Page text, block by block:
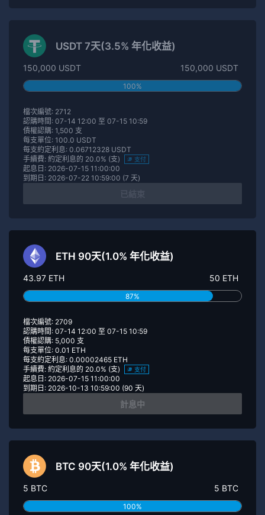
USDT 7天(3.5% 年化收益)
150,000 USDT 150,000 USDT
100%
檔次編號: 2712
認購時間: 07-14 12:00 至 07-15 10:59
債權認購: 1,500 支
每支單位: 100.0 USDT
每支約定利息: 0.06712328 USDT
手續費: 約定利息的 20.0% (支)
支付
起息日: 2026-07-15 11:00:00
到期日: 2026-07-22 10:59:00 (7 天)
ETH 90天(1.0% 年化收益)
43.97 ETH 50 ETH
87%
檔次編號: 2709
認購時間: 07-14 12:00 至 07-15 10:59
債權認購: 5,000 支
每支單位: 0.01 ETH
每支約定利息: 0.00002465 ETH
手續費: 約定利息的 20.0% (支)
支付
起息日: 2026-07-15 11:00:00
到期日: 2026-10-13 10:59:00 (90 天)
計息中
BTC 90天(1.0% 年化收益)
5 BTC 5 BTC
100%